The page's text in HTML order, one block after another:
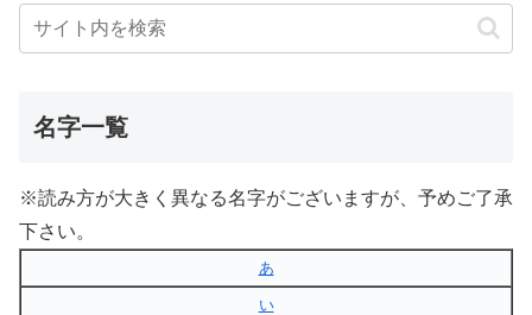
名字一覧
※読み方が大きく異なる名字がございますが、予めご了承
下さい。
あ
い